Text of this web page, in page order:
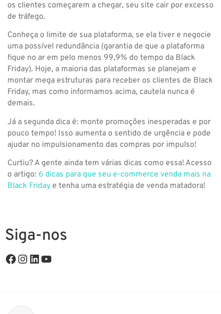
os clientes começarem a chegar, seu site cair por excesso
de tráfego.
Conheça o limite de sua plataforma, se ela tiver e negocie
uma possível redundância (garantia de que a plataforma
fique no ar em pelo menos 99,9% do tempo da Black
Friday). Hoje, a maioria das plataformas se planejam e
montar mega estruturas para receber os clientes de Black
Friday, mas como informamos acima, cautela nunca é
demais.
Já a segunda dica é: monte promoções inesperadas e por
pouco tempo! Isso aumenta o sentido de urgência e pode
ajudar no impulsionamento das compras por impulso!
Curtiu? A gente ainda tem várias dicas como essa! Acesso
o artigo: 6 dicas para que seu e-commerce venda mais na
Black Friday e tenha uma estratégia de venda matadora!
Siga-nos